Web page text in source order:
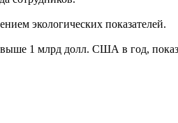
экологических показателей.
1 млрд долл. США в год,